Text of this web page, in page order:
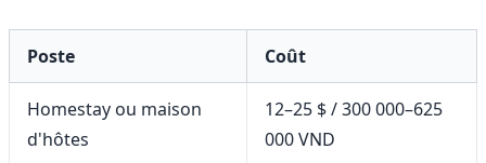
Poste Coût
Homestay ou maison
d'hôtes
12–25 $ / 300 000–625
000 VND